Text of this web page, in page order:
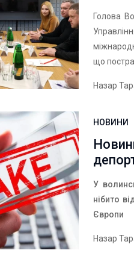
Голова
що
Назар
НОВИНИ
У
нібито
Європи
Назар